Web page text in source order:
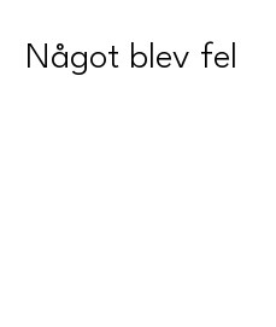
Något blev fel